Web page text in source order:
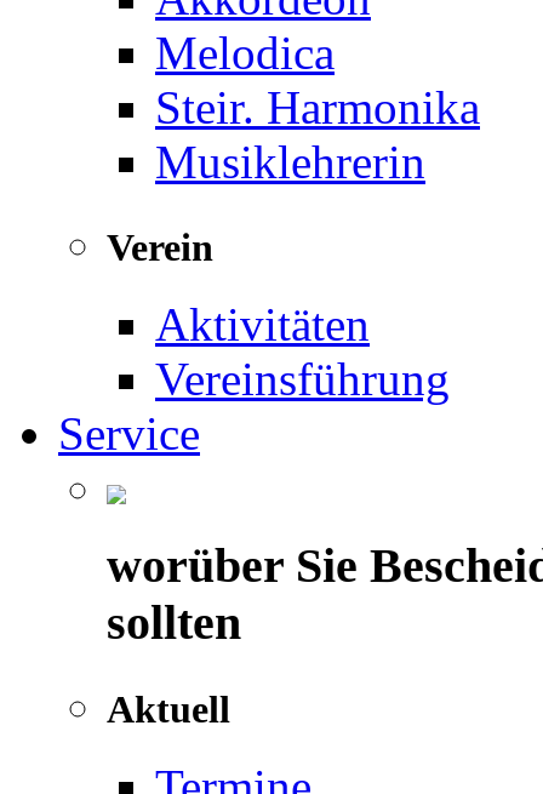
Melodica
Steir. Harmonika
Musiklehrerin
Verein
Aktivitäten
Vereinsführung
Service
worüber Sie
sollten
Aktuell